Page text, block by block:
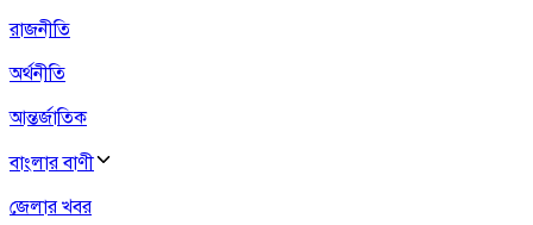
রাজনীতি
অর্থনীতি
আন্তর্জাতিক
বাংলার বাণী
জেলার খবর